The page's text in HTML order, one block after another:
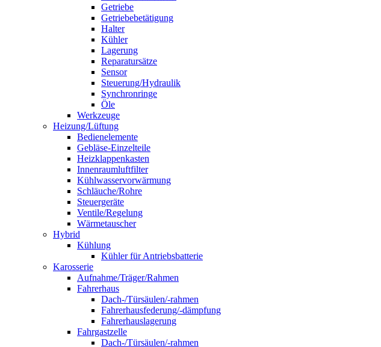
Getriebe
Getriebebetätigung
Halter
Kühler
Lagerung
Reparatursätze
Sensor
Steuerung/Hydraulik
Synchronringe
Öle
Werkzeuge
Heizung/Lüftung
Bedienelemente
Gebläse-Einzelteile
Heizklappenkasten
Innenraumluftfilter
Kühlwasservorwärmung
Schläuche/Rohre
Steuergeräte
Ventile/Regelung
Wärmetauscher
Hybrid
Kühlung
Kühler für Antriebsbatterie
Karosserie
Aufnahme/Träger/Rahmen
Fahrerhaus
Dach-/Türsäulen/-rahmen
Fahrerhausfederung/-dämpfung
Fahrerhauslagerung
Fahrgastzelle
Dach-/Türsäulen/-rahmen